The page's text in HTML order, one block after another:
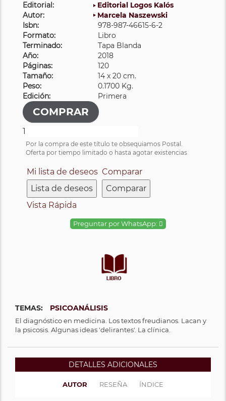
Editorial:
Editorial Logos Kalós
Autor:
Marcela Naszewski
Isbn:
978-987-46615-6-2
Formato:
Libro
Terminado:
Tapa Blanda
Año:
2018
Páginas:
120
Tamaño:
14 x 20 cm.
Peso:
0.1700 Kg.
Edición:
Primera
Por la compra de este título te obsequiamos Postal.
Oferta por tiempo limitado o hasta agotar existencias
Mi lista de deseos
Lista de deseos
Comparar
Comparar
Vista Rápida
Preguntar por WhatsApp:
TEMAS: PSICOANÁLISIS
El diagnóstico en medicina. Los textos freudianos. Lacan y
la psicosis. Algunas ideas 'delirantes'. La clínica.
DETALLES ADICIONALES
AUTOR RESEÑA ÍNDICE